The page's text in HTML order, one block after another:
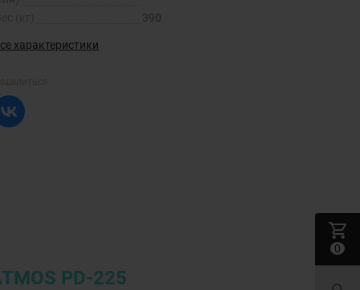
0
390
характеристики
PD-225